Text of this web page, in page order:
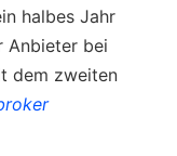
halbes Jahr
Anbieter bei
dem zweiten